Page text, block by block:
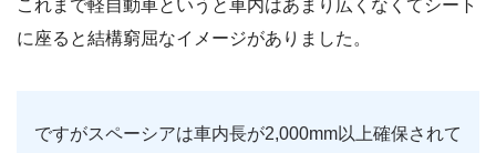
これまで軽自動車というと車内はあまり広くなくてシート
に座ると結構窮屈なイメージがありました。
ですがスペーシアは車内長が2,000mm以上確保されて